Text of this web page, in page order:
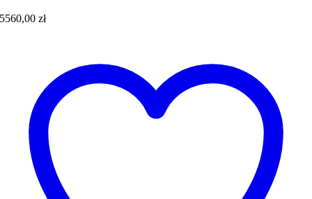
5560,00zł